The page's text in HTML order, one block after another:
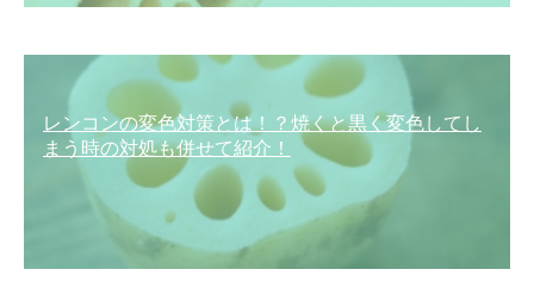
レンコンの変色対策とは！？焼くと黒く変色してし
まう時の対処も併せて紹介！